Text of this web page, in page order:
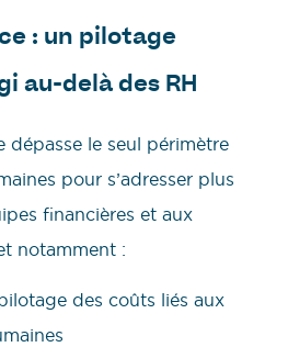
: un pilotage
au-delà des RH
dépasse le seul périmètre
pour s’adresser plus
financières et aux
notamment :
des coûts liés aux